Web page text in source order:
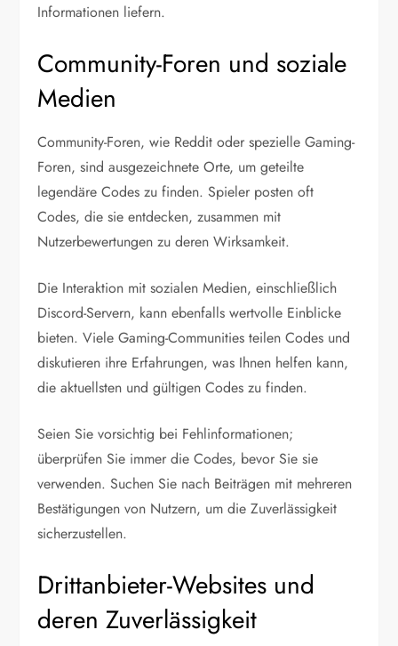
Informationen liefern.
Community-Foren und soziale
Medien
Community-Foren, wie Reddit oder spezielle Gaming-
Foren, sind ausgezeichnete Orte, um geteilte
legendäre Codes zu finden. Spieler posten oft
Codes, die sie entdecken, zusammen mit
Nutzerbewertungen zu deren Wirksamkeit.
Die Interaktion mit sozialen Medien, einschließlich
Discord-Servern, kann ebenfalls wertvolle Einblicke
bieten. Viele Gaming-Communities teilen Codes und
diskutieren ihre Erfahrungen, was Ihnen helfen kann,
die aktuellsten und gültigen Codes zu finden.
Seien Sie vorsichtig bei Fehlinformationen;
überprüfen Sie immer die Codes, bevor Sie sie
verwenden. Suchen Sie nach Beiträgen mit mehreren
Bestätigungen von Nutzern, um die Zuverlässigkeit
sicherzustellen.
Drittanbieter-Websites und
deren Zuverlässigkeit